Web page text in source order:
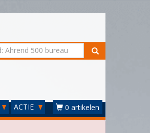
ACTIE 0 artikelen